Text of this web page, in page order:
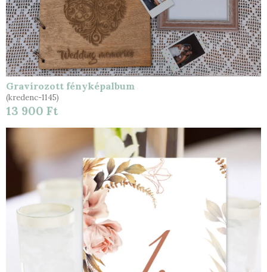
Gravírozott fényképalbum
(kredenc-1145)
13 900 Ft